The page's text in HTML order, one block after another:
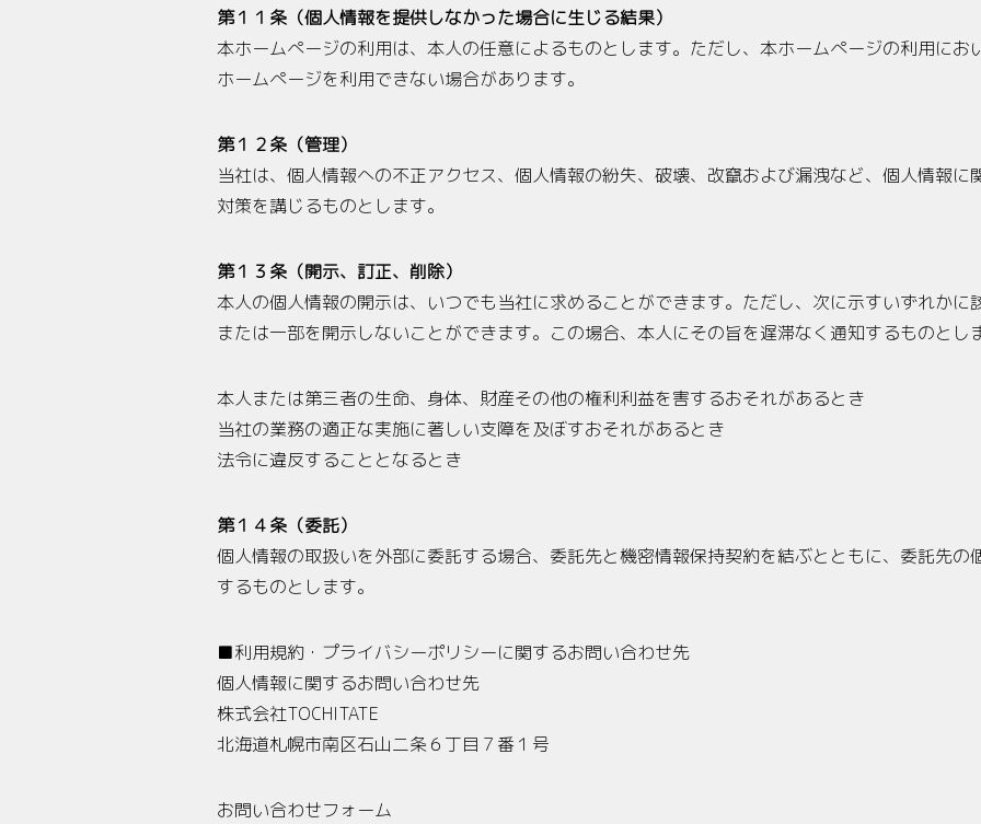
第１１条（個人情報を提供しなかった場合に生じる結果）
本ホームぺージの利用は、本人の任意によるものとします。ただし、本ホームぺージの利用にお
ホームぺージを利用できない場合があります。
第１２条（管理）
当社は、個人情報への不正アクセス、個人情報の紛失、破壊、改竄および漏洩など、個人情報
対策を講じるものとします。
第１３条（開示、訂正、削除）
本人の個人情報の開示は、いつでも当社に求めることができます。ただし、次に示すいずれかに
または一部を開示しないことができます。この場合、本人にその旨を遅滞なく通知するものとし
本人または第三者の生命、身体、財産その他の権利利益を害するおそれがあるとき
当社の業務の適正な実施に著しい支障を及ぼすおそれがあるとき
法令に違反することとなるとき
第１４条（委託）
個人情報の取扱いを外部に委託する場合、委託先と機密情報保持契約を結ぶとともに、委託先の
するものとします。
■利用規約・プライバシーポリシーに関するお問い合わせ先
個人情報に関するお問い合わせ先
株式会社TOCHITATE
北海道札幌市南区石山二条６丁目７番１号
お問い合わせフォーム